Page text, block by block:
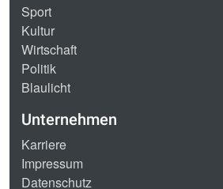
Sport
Kultur
Wirtschaft
Politik
Blaulicht
Unternehmen
Karriere
Impressum
Datenschutz